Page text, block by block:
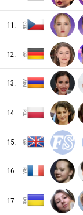
ESP
TUR
ARM
SVK
11.
12.
13.
14.
15.
16.
17.